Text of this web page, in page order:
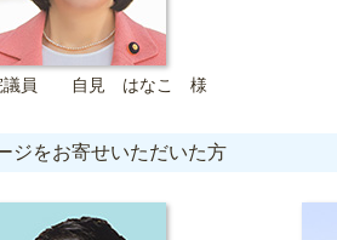
議員 自見 はなこ 様
ジをお寄せいただいた方